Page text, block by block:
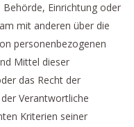
Einrichtung oder
mit anderen über die
personenbezogenen
Mittel dieser
das Recht der
Verantwortliche
Kriterien seiner